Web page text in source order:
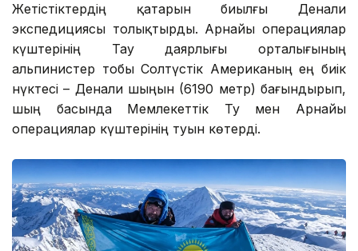
Жетістіктердің қатарын биылғы Денали
экспедициясы толықтырды. Арнайы операциялар
күштерінің Тау даярлығы орталығының
альпинистер тобы Солтүстік Американың ең биік
нүктесі – Денали шыңын (6190 метр) бағындырып,
шың басында Мемлекеттік Ту мен Арнайы
операциялар күштерінің туын көтерді.